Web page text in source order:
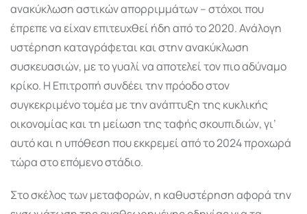
ανακύκλωση αστικών απορριμμάτων – στόχοι που
έπρεπε να είχαν επιτευχθεί ήδη από το 2020. Ανάλογη
υστέρηση καταγράφεται και στην ανακύκλωση
συσκευασιών, με το γυαλί να αποτελεί τον πιο αδύναμο
κρίκο. Η Επιτροπή συνδέει την πρόοδο στον
συγκεκριμένο τομέα με την ανάπτυξη της κυκλικής
οικονομίας και τη μείωση της ταφής σκουπιδιών, γι’
αυτό και η υπόθεση που εκκρεμεί από το 2024 προχωρά
τώρα στο επόμενο στάδιο.
Στο σκέλος των μεταφορών, η καθυστέρηση αφορά την